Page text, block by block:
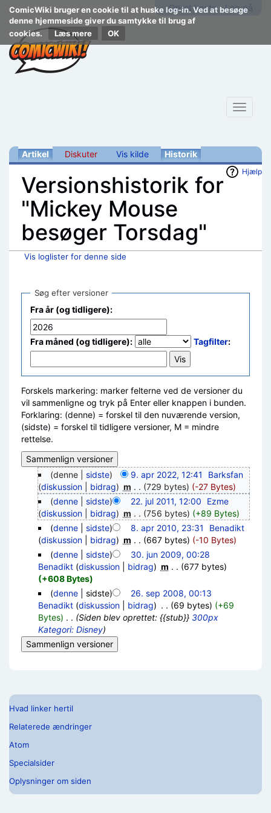
ComicWiki bruger en cookie til at huske log-in. Ved at besøge
denne hjemmeside giver du samtykke til brug af
cookies.
Læs mere
Opret konto Log på
Toggle
Artikel Diskuter Vis kilde Historik
Hjælp
Versionshistorik for
"Mickey Mouse
besøger Torsdag"
Vis loglister for denne side
Søg efter versioner
Fra år (og tidligere):
Fra måned (og tidligere): Tagfilter:
Forskels markering: marker felterne ved de versioner du
vil sammenligne og tryk på Enter eller knappen i bunden.
Forklaring: (denne) = forskel til den nuværende version,
(sidste) = forskel til tidligere versioner, M = mindre
rettelse.
(denne | sidste) 9. apr 2022, 12:41
Barksfan
(diskussion| bidrag) m . . (729 bytes) (-27 Bytes)
(denne| sidste) 22. jul 2011, 12:00
Ezme
(diskussion| bidrag) m . . (756 bytes) (+89 Bytes)
(denne| sidste) 8. apr 2010, 23:31
Benadikt
(diskussion| bidrag) m . . (667 bytes) (-10 Bytes)
(denne| sidste)
30. jun 2009, 00:28
Benadikt (diskussion| bidrag) m . . (677 bytes)
(+608 Bytes)
(denne| sidste)
26. sep 2008, 00:13
Benadikt (diskussion| bidrag) . . (69 bytes) (+69
Bytes) . . (Siden blev oprettet: {{stub}} 300px
Kategori: Disney)
Hvad linker hertil
Relaterede ændringer
Atom
Specialsider
Oplysninger om siden